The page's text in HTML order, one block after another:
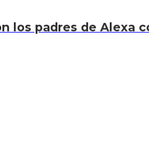
los padres de Alexa